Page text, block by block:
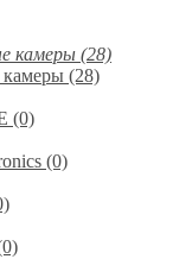
(28)
(0)
(0)